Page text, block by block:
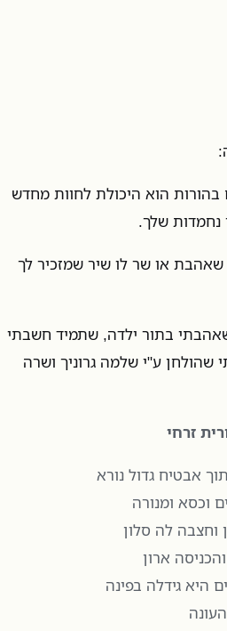
הוא היכולת לחוות מחדש
נחמדות שלך.
או שר לו שיר שמזכיר לך
בתור ילדה, שתמיד חשבתי
שהולחן ע"י שלמה גרוניך ושרה
זרחי
אבטיח גדול נורא
וכסא ומנורה
וחצבה לה סלון
ארון
היא גידלה בפינה